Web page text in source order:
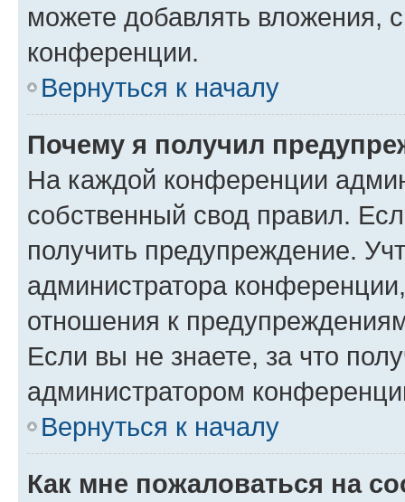
можете добавлять вложения,
конференции.
Вернуться к началу
Почему я получил
На каждой конференции
собственный свод правил.
получить предупреждение.
администратора
отношения к
Если вы не знаете, за что
администратором
Вернуться к началу
Как мне пожаловаться на